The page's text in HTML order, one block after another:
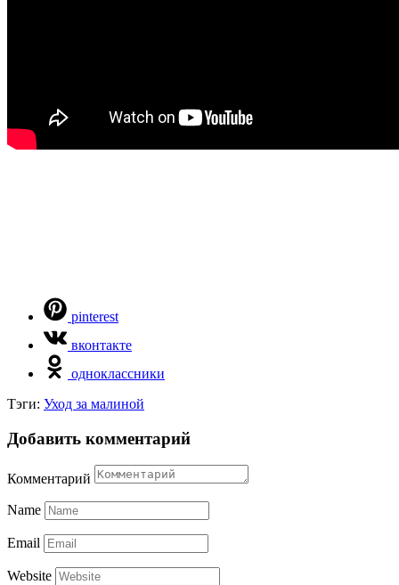
pinterest
вконтакте
одноклассники
Тэги: Уход за малиной
Добавить комментарий
Комментарий
Name
Email
Website